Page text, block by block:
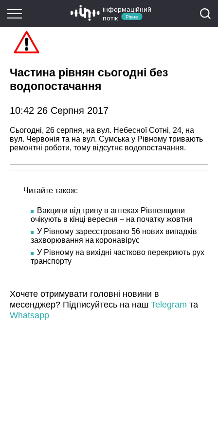
інформаційний
потік
Рівне
Частина рівнян сьогодні без
водопостачання
10:42 26 Серпня 2017
Сьогодні, 26 серпня, на вул. Небесної Сотні, 24, на
вул. Червонія та на вул. Сумська у Рівному тривають
ремонтні роботи, тому відсутнє водопостачання.
Читайте також:
Вакцини від грипу в аптеках Рівненщини
очікують в кінці вересня – на початку жовтня
У Рівному зареєстровано 56 нових випадків
захворювання на коронавірус
У Рівному на вихідні частково перекриють рух
транспорту
Хочете отримувати головні новини в
месенджер? Підписуйтесь на наш Telegram та
Whatsapp